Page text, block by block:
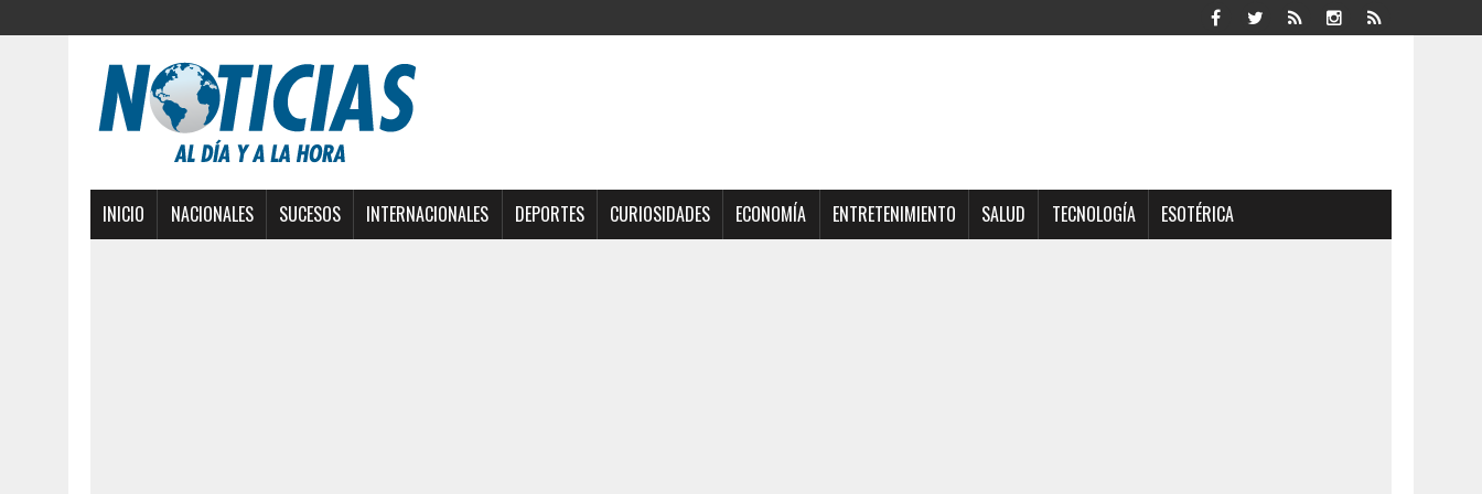
INICIO NACIONALES SUCESOS INTERNACIONALES DEPORTES CURIOSIDADES ECONOMÍA ENTRETENIMIENTO SALUD TECNOLOGÍA ESOTÉRICA